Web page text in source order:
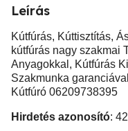
Leírás
Kútfúrás, Kúttisztítás,
kútfúrás nagy szakmai
Anyagokkal, Kútfúrás
Szakmunka
Kútfúró 06209738395
Hirdetés azonosító: